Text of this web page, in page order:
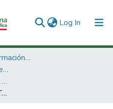
Log In (current)
3. Recursos de Información Científica y Tecnológica
3.2.2. Publicaciones Minciencias
Publicaciones seriadas de Minciencias
Estadísticas de Ciencia y Tecnología